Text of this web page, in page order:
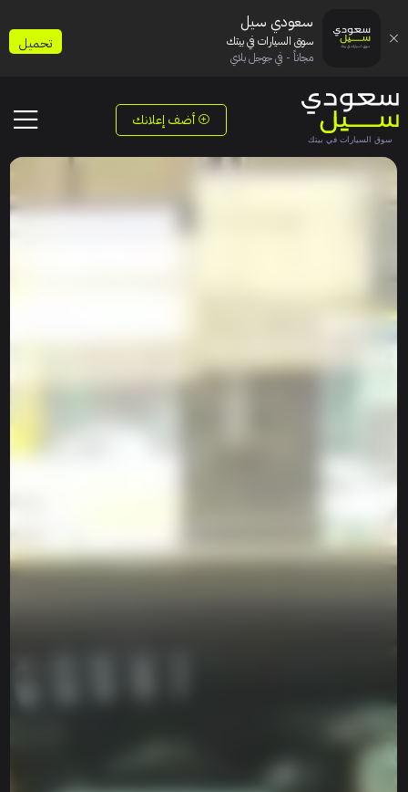
أضف إعلانك
سعودي سيل
سوق السيارات في بيتك
مجاناً - في جوجل بلاي
تحميل